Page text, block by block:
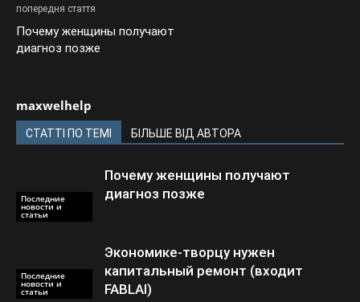
попередня стаття
Почему женщины получают
диагноз позже
maxwelhelp
СТАТТІ ПО ТЕМІ БІЛЬШЕ ВІД АВТОРА
Последние
новости и
статьи
Почему женщины получают
диагноз позже
Последние
новости и
статьи
Экономике-творцу нужен
капитальный ремонт (входит
FABLAI)